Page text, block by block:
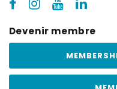
Devenir membre